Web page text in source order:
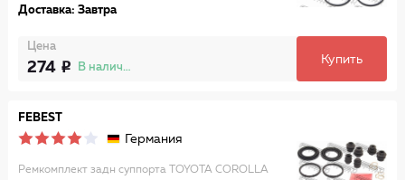
Доставка: Завтра
Цена
274 В наличии
Купить
FEBEST
Германия
Ремкомплект задн суппорта TOYOTA COROLLA